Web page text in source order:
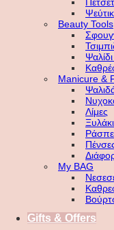
Beauty Tools
Manicure &
Λίμες
My BAG
Gifts & Offers